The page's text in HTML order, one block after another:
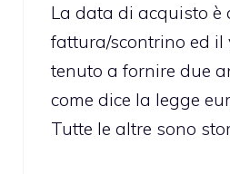
La data di acquisto è
fattura/scontrino ed il
tenuto a fornire due
come dice la legge
Tutte le altre sono